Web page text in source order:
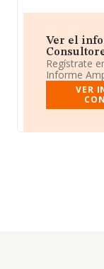
Ver el
Regístrate
Informe
VER